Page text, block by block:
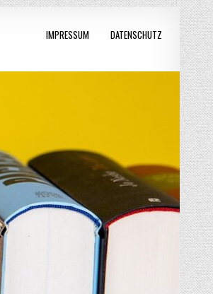
IMPRESSUM DATENSCHUTZ